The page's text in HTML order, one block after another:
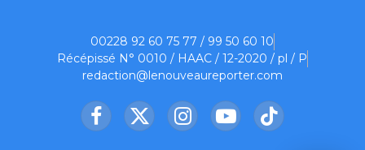
00228 92 60 75 77 / 99 50 60 10
Récépissé N° 0010 / HAAC / 12-2020 / pl / P
redaction@lenouveaureporter.com
Facebook
X
InstagramYouTubeTikTok